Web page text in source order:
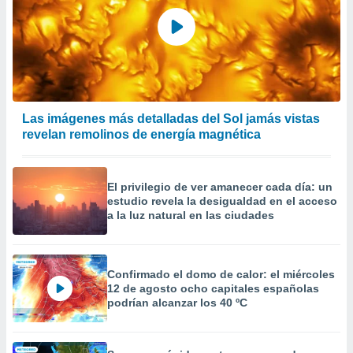
momento
en
en
en
un
datos
perfiles
Las imágenes más detalladas del Sol jamás vistas
revelan remolinos de energía magnética
El privilegio de ver amanecer cada día: un
estudio revela la desigualdad en el acceso
a la luz natural en las ciudades
Confirmado el domo de calor: el miércoles
12 de agosto ocho capitales españolas
podrían alcanzar los 40 ºC